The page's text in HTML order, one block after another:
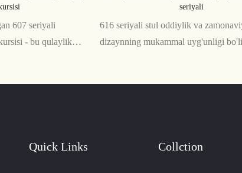
607 seriyali
- bu qulaylik
seriyali
616 seriyali stul oddiylik va
dizaynning mukammal uyg'unligi
Quick Links Collction